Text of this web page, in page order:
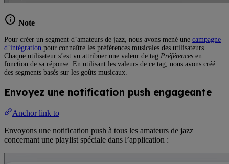
Note
Pour créer un segment d’amateurs de jazz, nous avons mené une campagne
d’intégration pour connaître les préférences musicales des utilisateurs.
Chaque utilisateur s’est vu attribuer une valeur de tag Préférences en
fonction de sa réponse. En utilisant les valeurs de ce tag, nous avons créé
des segments basés sur les goûts musicaux.
Envoyez une notification push engageante
Anchor link to
Envoyons une notification push à tous les amateurs de jazz
concernant une playlist spéciale dans l’application :